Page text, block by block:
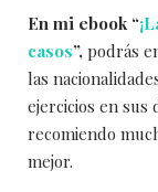
En mi ebook “
casos”, podrás
las
ejercicios en sus
recomiendo
mejor.